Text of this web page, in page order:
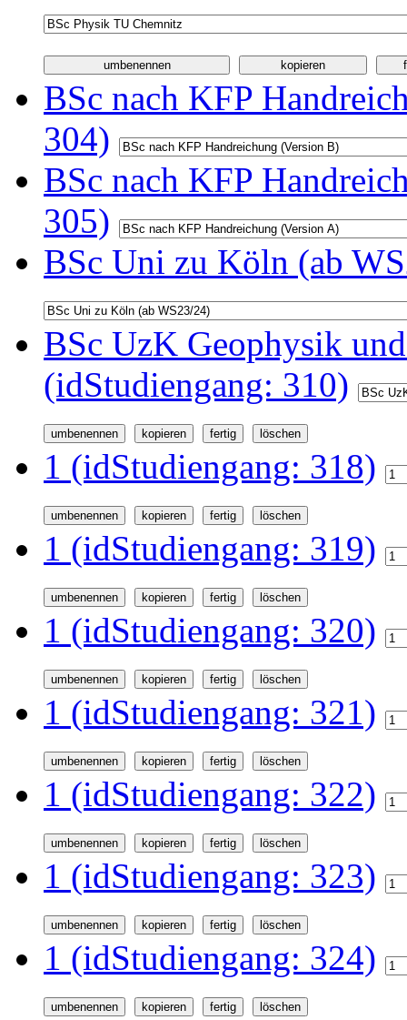
BSc nach KFP
304)
BSc nach KFP
305)
BSc Uni zu Köln (ab
BSc UzK Geophysik
(idStudiengang: 310)
1 (idStudiengang: 318)
1 (idStudiengang: 319)
1 (idStudiengang: 320)
1 (idStudiengang: 321)
1 (idStudiengang: 322)
1 (idStudiengang: 323)
1 (idStudiengang: 324)